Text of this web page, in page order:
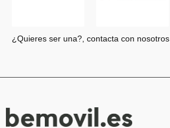
¿Quieres ser una?, contacta con nosotros